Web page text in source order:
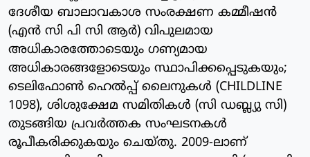
ദേശീയ ബാലാവകാശ സംരക്ഷണ കമ്മീഷന്‍
(എന്‍ സി പി സി ആര്‍) വിപുലമായ
അധികാരത്തോടെയും ഗണ്യമായ
അധികാരങ്ങളോടെയും സ്ഥാപിക്കപ്പെടുകയും;
ടെലിഫോണ്‍ ഹെല്‍പ്പ് ലൈനുകള്‍ (CHILDLINE
1098), ശിശുക്ഷേമ സമിതികള്‍ (സി ഡബ്ല്യു സി)
തുടങ്ങിയ പ്രവര്‍ത്തക സംഘടനകള്‍
രൂപീകരിക്കുകയും ചെയ്തു. 2009-ലാണ്